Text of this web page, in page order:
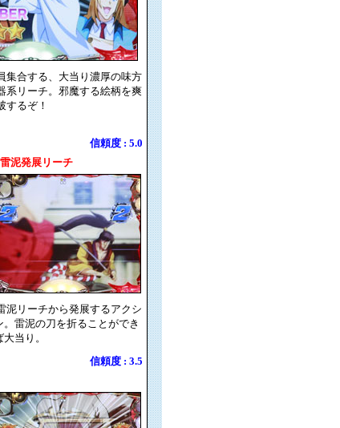
集合する、大当り濃厚の味方
系リーチ。邪魔する絵柄を爽
するぞ！
信頼度 : 5.0
泥発展リーチ
泥リーチから発展するアクシ
。雷泥の刀を折ることができ
当り。
信頼度 : 3.5